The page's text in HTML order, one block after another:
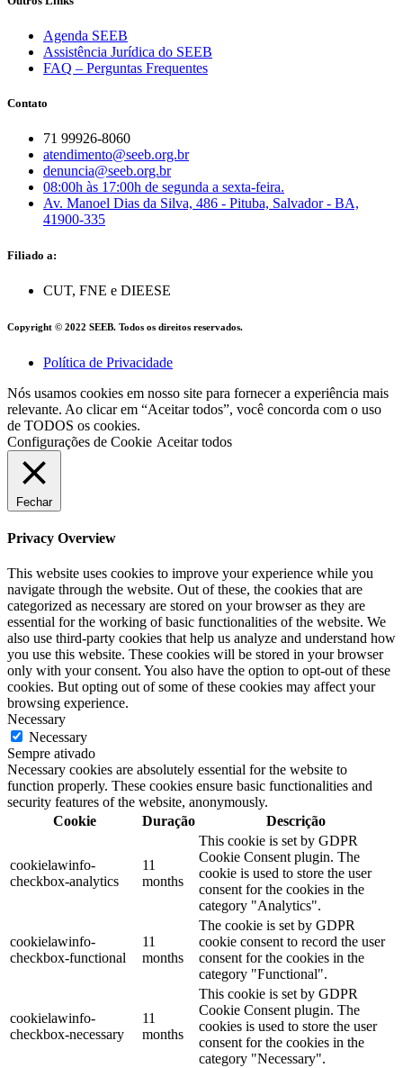
Agenda SEEB
Assistência Jurídica do SEEB
FAQ – Perguntas Frequentes
Contato
71 99926-8060
atendimento@seeb.org.br
denuncia@seeb.org.br
08:00h às 17:00h de segunda a sexta-feira.
Av. Manoel Dias da Silva, 486 - Pituba, Salvador - BA,
41900-335
Filiado a:
CUT, FNE e DIEESE
Copyright © 2022 SEEB. Todos os direitos reservados.
Política de Privacidade
Nós usamos cookies em nosso site para fornecer a experiência mais
relevante. Ao clicar em “Aceitar todos”, você concorda com o uso
de TODOS os cookies.
Configurações de Cookie Aceitar todos
Fechar
Privacy Overview
This website uses cookies to improve your experience while you
navigate through the website. Out of these, the cookies that are
categorized as necessary are stored on your browser as they are
essential for the working of basic functionalities of the website. We
also use third-party cookies that help us analyze and understand how
you use this website. These cookies will be stored in your browser
only with your consent. You also have the option to opt-out of these
cookies. But opting out of some of these cookies may affect your
browsing experience.
Necessary
Necessary
Sempre ativado
Necessary cookies are absolutely essential for the website to
function properly. These cookies ensure basic functionalities and
security features of the website, anonymously.
Cookie
Duração Descrição
cookielawinfo-
checkbox-analytics
11
months
This cookie is set by GDPR
Cookie Consent plugin. The
cookie is used to store the user
consent for the cookies in the
category "Analytics".
cookielawinfo-
checkbox-functional
11
months
The cookie is set by GDPR
cookie consent to record the user
consent for the cookies in the
category "Functional".
cookielawinfo-
checkbox-necessary
11
months
This cookie is set by GDPR
Cookie Consent plugin. The
cookies is used to store the user
consent for the cookies in the
category "Necessary".